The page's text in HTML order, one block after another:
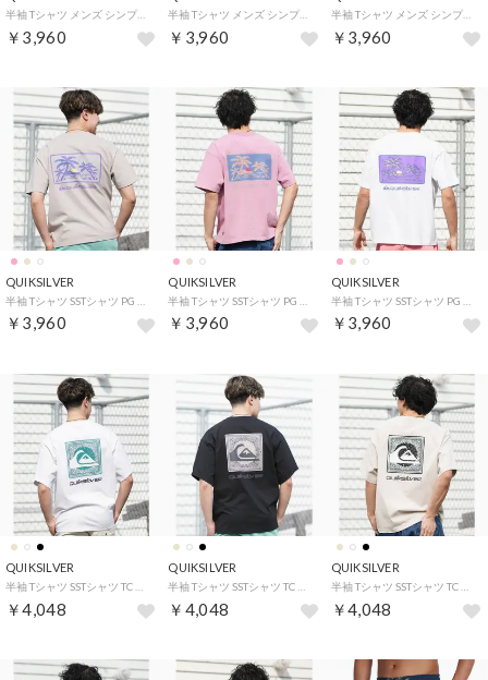
￥3,960 ￥3,960
半袖 Tシャツ メンズ シンプル PG EVERYDAY （WHT）
￥3,960
QUIKSILVER
￥3,960
QUIKSILVER
￥3,960
QUIKSILVER
￥3,960
QUIKSILVER
￥4,048
QUIKSILVER
￥4,048
QUIKSILVER
￥4,048